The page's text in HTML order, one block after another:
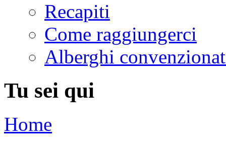
Recapiti
Come raggiungerci
Alberghi
Tu sei qui
Home